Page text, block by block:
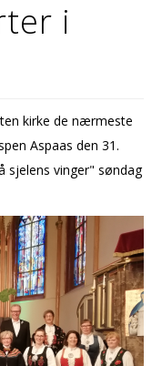
i
kirke de nærmeste
Aspaas den 31.
vinger" søndag